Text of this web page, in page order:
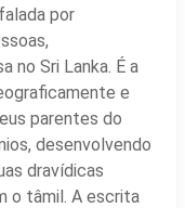
por
no Sri Lanka. É a
e
parentes do
desenvolvendo
dravídicas
o tâmil. A escrita